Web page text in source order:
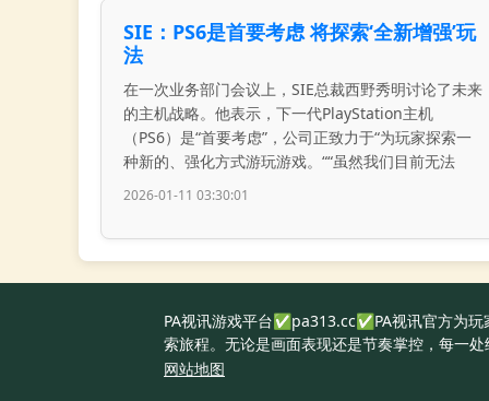
SIE：PS6是首要考虑 将探索‘全新增强’玩
法
在一次业务部门会议上，SIE总裁西野秀明讨论了未来
的主机战略。他表示，下一代PlayStation主机
（PS6）是“首要考虑”，公司正致力于“为玩家探索一
种新的、强化方式游玩游戏。““虽然我们目前无法
2026-01-11 03:30:01
PA视讯游戏平台✅pa313.cc✅PA视讯官方为
索旅程。无论是画面表现还是节奏掌控，每一
网站地图